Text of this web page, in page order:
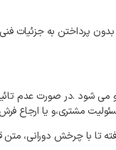
بدون پرداختن به جزئیات فنی
می شود .در صورت عدم
مشتری،و یا ارجاع فرش
تا باچرخش دورانی، متن